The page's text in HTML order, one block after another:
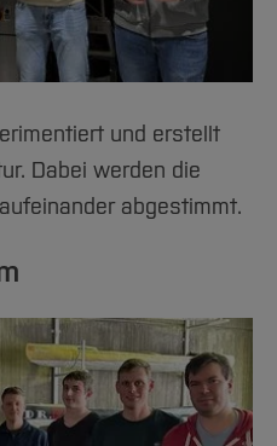
und erstellt
Dabei werden die
abgestimmt.